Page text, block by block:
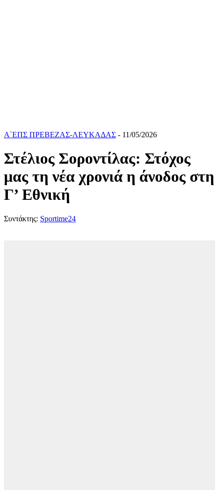
Α΄ΕΠΣ ΠΡΕΒΕΖΑΣ-ΛΕΥΚΑΔΑΣ - 11/05/2026
Στέλιος Σοροντίλας: Στόχος
μας τη νέα χρονιά η άνοδος στη
Γ’ Εθνική
Συντάκτης: Sportime24